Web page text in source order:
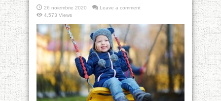
26 noiembrie 2020
Leave a comment
4,573 Views